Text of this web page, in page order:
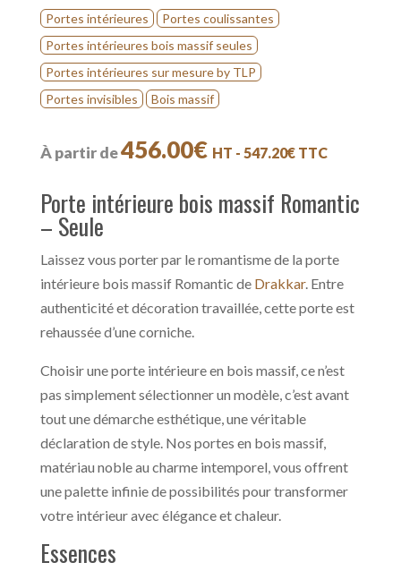
Portes intérieures
Portes coulissantes
Portes intérieures bois massif seules
Portes intérieures sur mesure by TLP
Portes invisibles
Bois massif
À partir de456.00€ HT - 547.20€TTC
Porte intérieure bois massif Romantic
– Seule
Laissez vous porter par le romantisme de la porte
intérieure bois massif Romantic de Drakkar. Entre
authenticité et décoration travaillée, cette porte est
rehaussée d’une corniche.
Choisir une porte intérieure en bois massif, ce n’est
pas simplement sélectionner un modèle, c’est avant
tout une démarche esthétique, une véritable
déclaration de style. Nos portes en bois massif,
matériau noble au charme intemporel, vous offrent
une palette infinie de possibilités pour transformer
votre intérieur avec élégance et chaleur.
Essences